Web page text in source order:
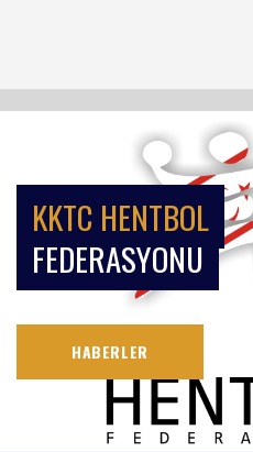
KKTC HENTBOL
FEDERASYONU
HABERLER